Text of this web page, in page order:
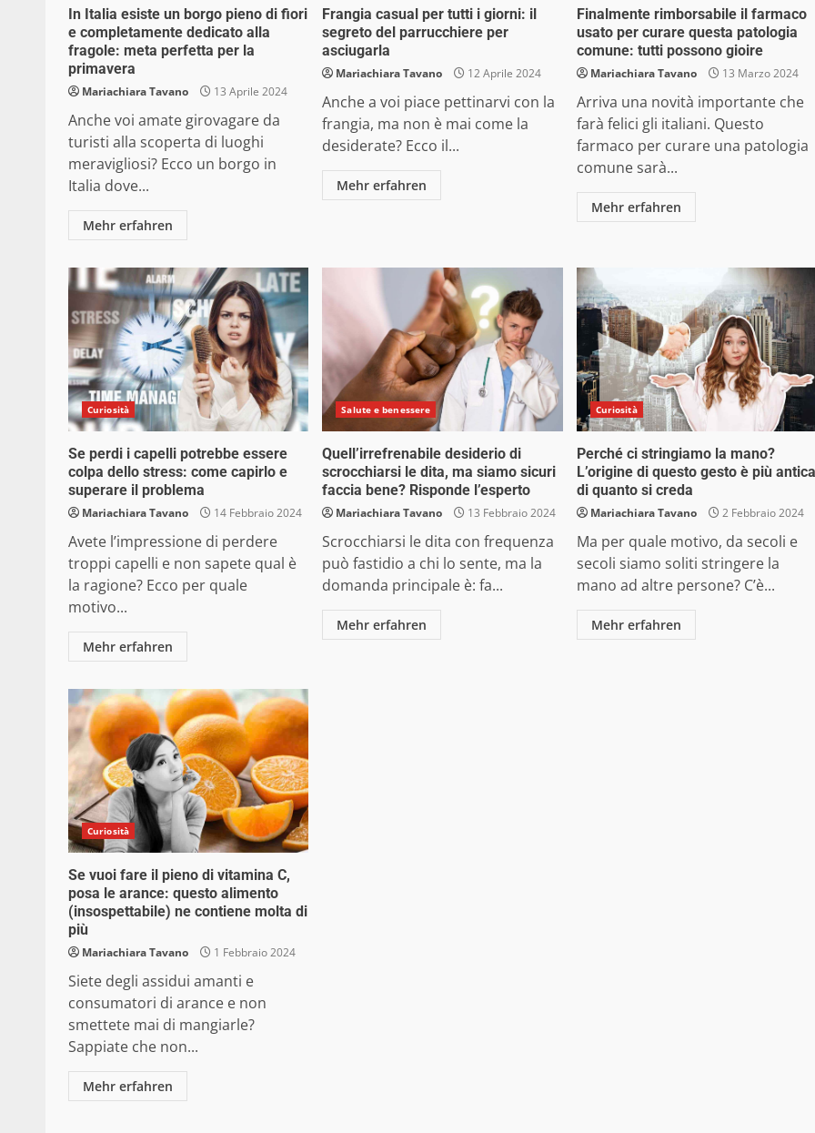
In Italia esiste un borgo pieno di fiori
e completamente dedicato alla
fragole: meta perfetta per la
primavera
Mariachiara Tavano 13 Aprile 2024
Anche voi amate girovagare da
turisti alla scoperta di luoghi
meravigliosi? Ecco un borgo in
Italia dove...
Mehr erfahren
Frangia casual per tutti i giorni: il
segreto del parrucchiere per
asciugarla
Mariachiara Tavano 12 Aprile 2024
Anche a voi piace pettinarvi con la
frangia, ma non è mai come la
desiderate? Ecco il...
Mehr erfahren
Finalmente rimborsabile il farmaco
usato per curare questa patologia
comune: tutti possono gioire
Mariachiara Tavano 13 Marzo 2024
Arriva una novità importante che
farà felici gli italiani. Questo
farmaco per curare una patologia
comune sarà...
Mehr erfahren
Curiosità
Se perdi i capelli potrebbe essere
colpa dello stress: come capirlo e
superare il problema
Mariachiara Tavano 14 Febbraio 2024
Avete l’impressione di perdere
troppi capelli e non sapete qual è
la ragione? Ecco per quale
motivo...
Mehr erfahren
Salute e benessere
Quell’irrefrenabile desiderio di
scrocchiarsi le dita, ma siamo sicuri
faccia bene? Risponde l’esperto
Mariachiara Tavano 13 Febbraio 2024
Scrocchiarsi le dita con frequenza
può fastidio a chi lo sente, ma la
domanda principale è: fa...
Mehr erfahren
Curiosità
Perché ci stringiamo la mano?
L’origine di questo gesto è più antica
di quanto si creda
Mariachiara Tavano 2 Febbraio 2024
Ma per quale motivo, da secoli e
secoli siamo soliti stringere la
mano ad altre persone? C’è...
Mehr erfahren
Curiosità
Se vuoi fare il pieno di vitamina C,
posa le arance: questo alimento
(insospettabile) ne contiene molta di
più
Mariachiara Tavano 1 Febbraio 2024
Siete degli assidui amanti e
consumatori di arance e non
smettete mai di mangiarle?
Sappiate che non...
Mehr erfahren